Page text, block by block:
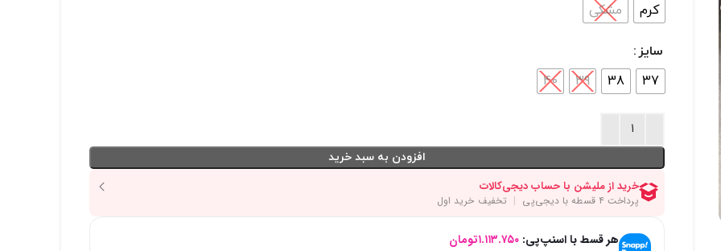
کرم
مشکی
سایز
37
38
39
40
افزودن به سبد خرید
هر قسط با اسنپ‌پی:۱.۱۱۳.۷۵۰تومان